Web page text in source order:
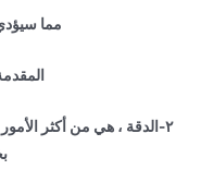
مما
٢-الدقة ، هي من أكثر